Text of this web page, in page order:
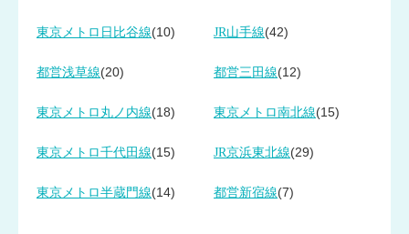
東京メトロ日比谷線(10) JR山手線(42)
都営浅草線(20) 都営三田線(12)
東京メトロ丸ノ内線(18) 東京メトロ南北線(15)
東京メトロ千代田線(15) JR京浜東北線(29)
東京メトロ半蔵門線(14) 都営新宿線(7)